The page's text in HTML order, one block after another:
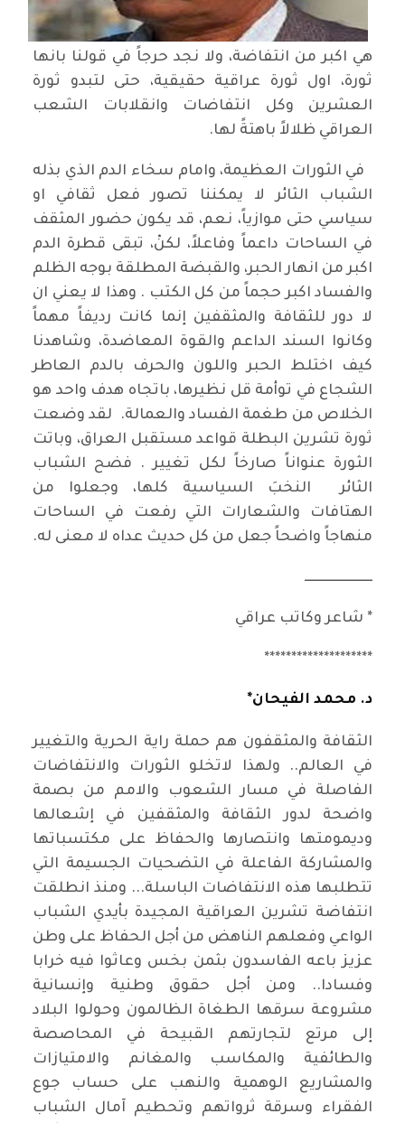
هي اكبر من انتفاضة، ولا نجد حرجاً في قولنا بانها
ثورة، اول ثورة عراقية حقيقية، حتى لتبدو ثورة
العشرين وكل انتفاضات وانقلابات الشعب
العراقي ظلالاً باهتةً لها.
في الثورات العظيمة، وامام سخاء الدم الذي بذله
الشباب الثائر لا يمكننا تصور فعل ثقافي او
سياسي حتى موازياً، نعم، قد يكون حضور المثقف
في الساحات داعماً وفاعلاً، لكنْ، تبقى قطرة الدم
اكبر من انهار الحبر، والقبضة المطلقة بوجه الظلم
والفساد اكبر حجماً من كل الكتب . وهذا لا يعني ان
لا دور للثقافة والمثقفين إنما كانت رديفاً مهماً
وكانوا السند الداعم والقوة المعاضدة، وشاهدنا
كيف اختلط الحبر واللون والحرف بالدم العاطر
الشجاع في توأمة قل نظيرها، باتجاه هدف واحد هو
الخلاص من طغمة الفساد والعمالة. لقد وضعت
ثورة تشرين البطلة قواعد مستقبل العراق، وباتت
الثورة عنواناً صارخاً لكل تغيير . فضح الشباب
الثائر النخبَ السياسية كلها، وجعلوا من
الهتافات والشعارات التي رفعت في الساحات
منهاجاً واضحاً جعل من كل حديث عداه لا معنى له.
ـــــــــــــــــــــــــ
* شاعر وكاتب عراقي
********************
د. محمد الفيحان*
الثقافة والمثقفون هم حملة راية الحرية والتغيير
في العالم.. ولهذا لاتخلو الثورات والانتفاضات
الفاصلة في مسار الشعوب والامم من بصمة
واضحة لدور الثقافة والمثقفين في إشعالها
وديمومتها وانتصارها والحفاظ على مكتسباتها
والمشاركة الفاعلة في التضحيات الجسيمة التي
تتطلبها هذه الانتفاضات الباسلة... ومنذ انطلقت
انتفاضة تشرين العراقية المجيدة بأيدي الشباب
الواعي وفعلهم الناهض من أجل الحفاظ على وطن
عزيز باعه الفاسدون بثمن بخس وعاثوا فيه خرابا
وفسادا.. ومن أجل حقوق وطنية وإنسانية
مشروعة سرقها الطغاة الظالمون وحولوا البلاد
إلى مرتع لتجارتهم القبيحة في المحاصصة
والطائفية والمكاسب والمغانم والامتيازات
والمشاريع الوهمية والنهب على حساب جوع
الفقراء وسرقة ثرواتهم وتحطيم آمال الشباب